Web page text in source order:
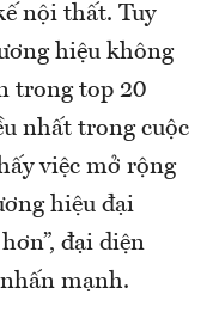
nội thất. Tuy
hiệu không
trong top 20
nhất trong cuộc
việc mở rộng
hiệu đại
đại diện
mạnh.